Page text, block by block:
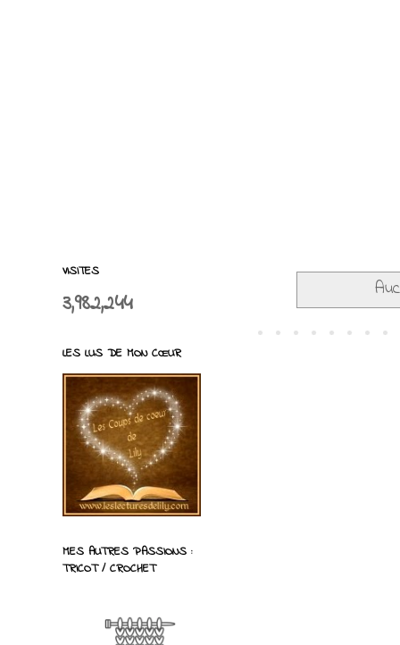
VISITES
3,982,244
LES LUS DE MON CŒUR
MES AUTRES PASSIONS :
TRICOT / CROCHET